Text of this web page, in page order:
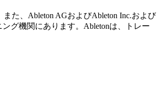
た、Ableton AGおよびAbleton Inc.および
グ機関にあります。Abletonは、トレー